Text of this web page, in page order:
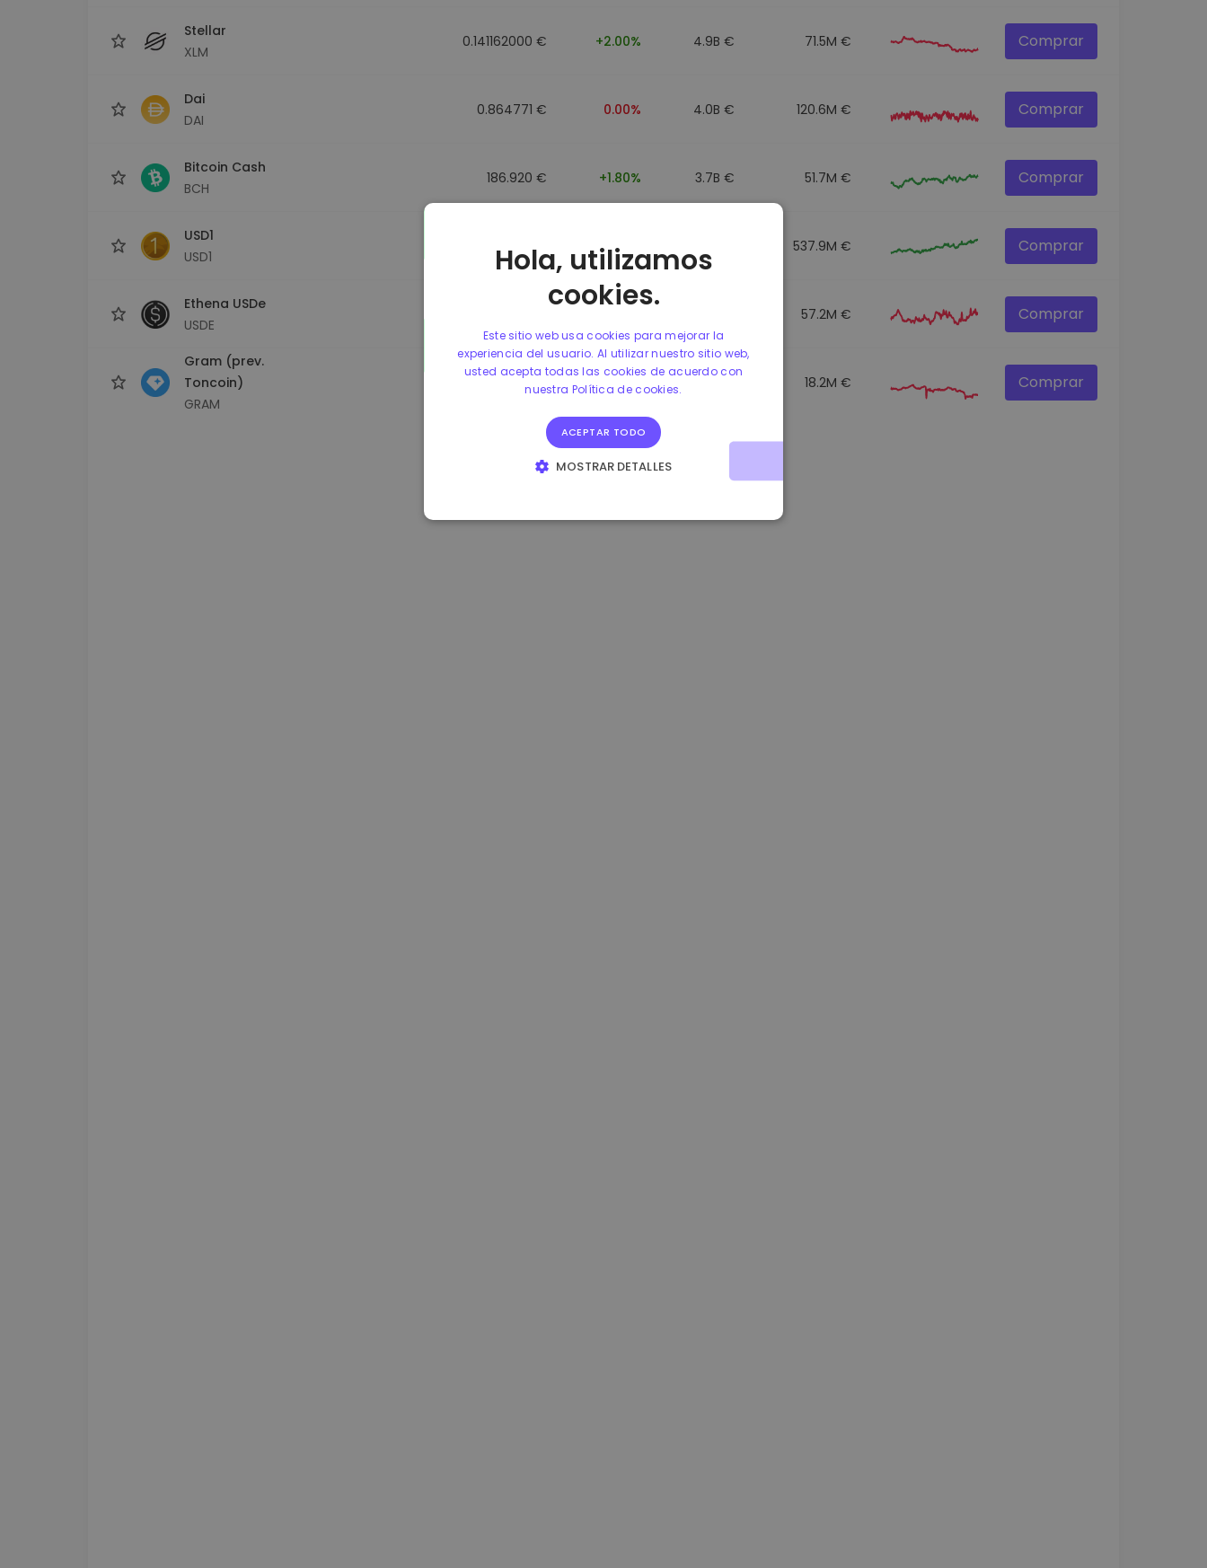
Stellar
XLM
0.141162000 € +2.00% 4.9B € 71.5M € Comprar
Dai
DAI
0.864771 € 0.00% 4.0B € 120.6M € Comprar
Bitcoin Cash
BCH
186.920 € +1.80% 3.7B € 51.7M € Comprar
USD1
USD1
0.864917 € 0.00% 537.9M € Comprar
Ethena USDe
USDE
57.2M € Comprar
Gram (prev.
Toncoin)
GRAM
1.170000 € +2.60% 18.2M € Comprar
Hola, utilizamos
cookies.
Este sitio web usa cookies para mejorar la
experiencia del usuario. Al utilizar nuestro sitio web,
usted acepta todas las cookies de acuerdo con
nuestra Política de cookies.
ACEPTAR TODO
MOSTRAR DETALLES